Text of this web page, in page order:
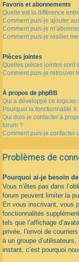
Favoris et abonnements
Quelle est la différence
Comment puis-je ajouter
Comment puis-je
Comment puis-je résilier
Pièces jointes
Quelles pièces jointes sont
Comment puis-je retrouver
À propos de phpBB
Qui a développé ce logiciel
Pourquoi la fonctionnalité X
Qui dois-je contacter à
forum ?
Comment puis-je contacter
Problèmes de
Pourquoi ai-je besoin
Vous n’êtes pas dans
forum peuvent limiter la
En vous inscrivant, vous
fonctionnalités
tels que l’affichage
privée, l’envoi de
à un groupe
instant, c’est pourquoi